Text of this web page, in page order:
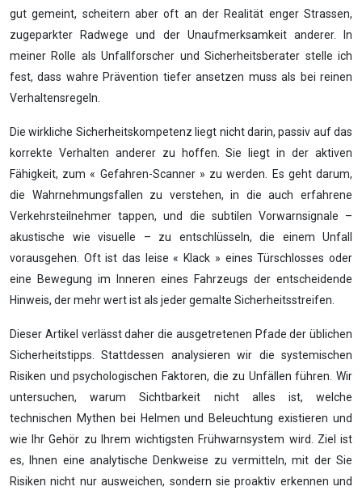
gut gemeint, scheitern aber oft an der Realität enger Strassen,
zugeparkter Radwege und der Unaufmerksamkeit anderer. In
meiner Rolle als Unfallforscher und Sicherheitsberater stelle ich
fest, dass wahre Prävention tiefer ansetzen muss als bei reinen
Verhaltensregeln.
Die wirkliche Sicherheitskompetenz liegt nicht darin, passiv auf das
korrekte Verhalten anderer zu hoffen. Sie liegt in der aktiven
Fähigkeit, zum « Gefahren-Scanner » zu werden. Es geht darum,
die Wahrnehmungsfallen zu verstehen, in die auch erfahrene
Verkehrsteilnehmer tappen, und die subtilen Vorwarnsignale –
akustische wie visuelle – zu entschlüsseln, die einem Unfall
vorausgehen. Oft ist das leise « Klack » eines Türschlosses oder
eine Bewegung im Inneren eines Fahrzeugs der entscheidende
Hinweis, der mehr wert ist als jeder gemalte Sicherheitsstreifen.
Dieser Artikel verlässt daher die ausgetretenen Pfade der üblichen
Sicherheitstipps. Stattdessen analysieren wir die systemischen
Risiken und psychologischen Faktoren, die zu Unfällen führen. Wir
untersuchen, warum Sichtbarkeit nicht alles ist, welche
technischen Mythen bei Helmen und Beleuchtung existieren und
wie Ihr Gehör zu Ihrem wichtigsten Frühwarnsystem wird. Ziel ist
es, Ihnen eine analytische Denkweise zu vermitteln, mit der Sie
Risiken nicht nur ausweichen, sondern sie proaktiv erkennen und